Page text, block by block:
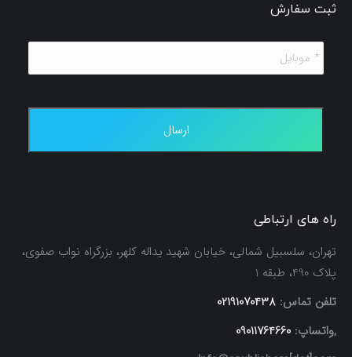
ثبت سفارش
*
موبایل *
راه های ارتباطی
تهران، سلسبیل شمالی، خیابان شهید یداله کلهر، بزرگراه نواب صفوی،
پلاک 490، طبقه 1
تلفن تماس: 02191070438
,واتساپ: 09011764660